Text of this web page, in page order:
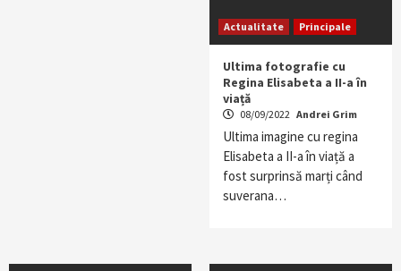
Actualitate Principale
Ultima fotografie cu
Regina Elisabeta a II-a în
viață
08/09/2022 Andrei Grim
Ultima imagine cu regina
Elisabeta a II-a în viață a
fost surprinsă marți când
suverana…